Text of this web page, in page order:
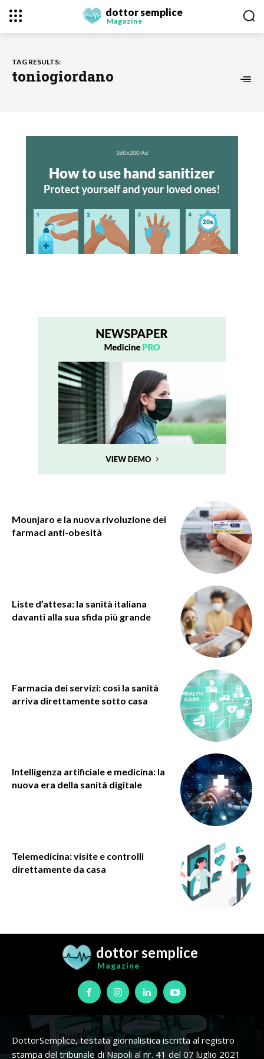
dottor semplice
Magazine
TAG RESULTS:
toniogiordano
Mounjaro e la nuova rivoluzione dei
farmaci anti-obesità
Liste d’attesa: la sanità italiana
davanti alla sua sfida più grande
Farmacia dei servizi: così la sanità
arriva direttamente sotto casa
Intelligenza artificiale e medicina: la
nuova era della sanità digitale
Telemedicina: visite e controlli
direttamente da casa
dottor semplice
Magazine
DottorSemplice, testata giornalistica iscritta al registro
stampa del tribunale di Napoli al nr. 41 del 07 luglio 2021